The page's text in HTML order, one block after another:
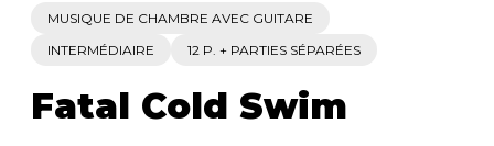
MUSIQUE DE CHAMBRE AVEC GUITARE
INTERMÉDIAIRE
12 P. + PARTIES SÉPARÉES
Fatal Cold Swim